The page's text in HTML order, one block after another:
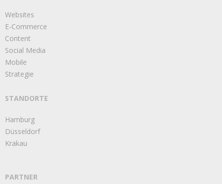
Websites
E-Commerce
Content
Social Media
Mobile
Strategie
STANDORTE
Hamburg
Düsseldorf
Krakau
PARTNER